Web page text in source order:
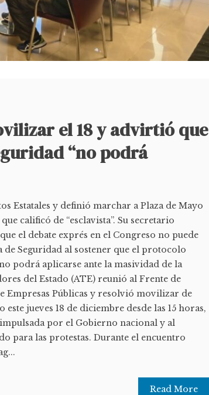
el 18 y advirtió que
“no podrá
Estatales y definió marchar a Plaza de Mayo
calificó de “esclavista”. Su secretario
el debate exprés en el Congreso no puede
Seguridad al sostener que el protocolo
podrá aplicarse ante la masividad de la
del Estado (ATE) reunió al Frente de
Empresas Públicas y resolvió movilizar de
jueves 18 de diciembre desde las 15 horas,
por el Gobierno nacional y al
para las protestas. Durante el encuentro
Read More